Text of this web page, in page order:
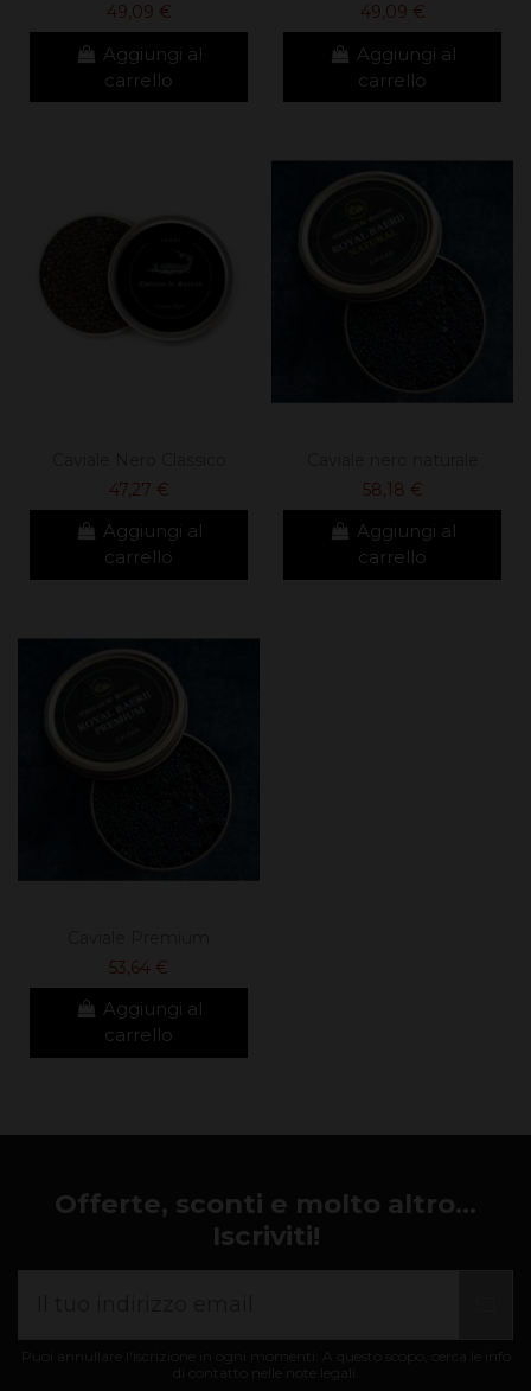
49,09 €
Aggiungi al
carrello
49,09 €
Aggiungi al
carrello
47,27 €
Aggiungi al
carrello
58,18 €
Aggiungi al
carrello
53,64 €
Aggiungi al
carrello
Offerte, sconti e molto altro...
Iscriviti!